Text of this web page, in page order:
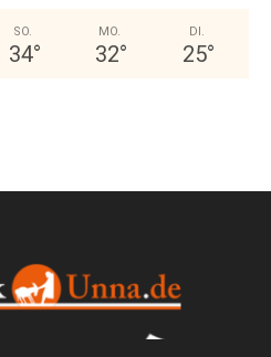
SO.
34°
MO.
32°
DI.
25°